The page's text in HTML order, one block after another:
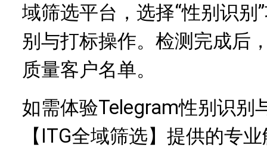
域筛选平台，选择“性别识
别与打标操作。检测完成后
质量客户名单。
如需体验Telegram性别识别
【ITG全域筛选】提供的专